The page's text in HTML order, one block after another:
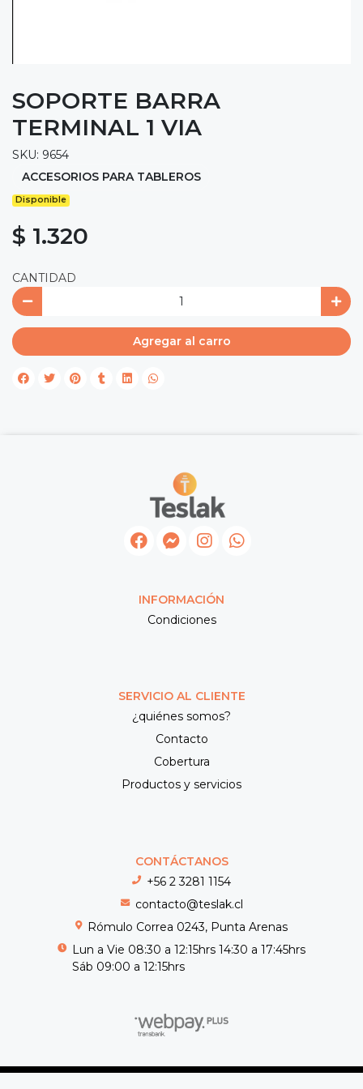
SOPORTE BARRA
TERMINAL 1 VIA
SKU: 9654
ACCESORIOS PARA TABLEROS
Disponible
$ 1.320
CANTIDAD
Agregar al carro
INFORMACIÓN
Condiciones
SERVICIO AL CLIENTE
¿quiénes somos?
Contacto
Cobertura
Productos y servicios
CONTÁCTANOS
+56 2 3281 1154
contacto@teslak.cl
Rómulo Correa 0243, Punta Arenas
Lun a Vie 08:30 a 12:15hrs 14:30 a 17:45hrs
Sáb 09:00 a 12:15hrs